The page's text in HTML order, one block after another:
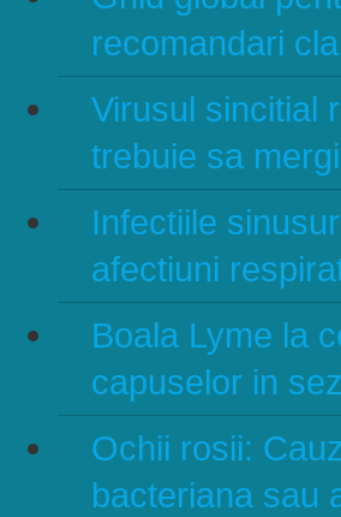
recomandari
Virusul sincitial
trebuie sa
Infectiile
afectiuni
Boala Lyme la
capuselor in
Ochii rosii:
bacteriana sau